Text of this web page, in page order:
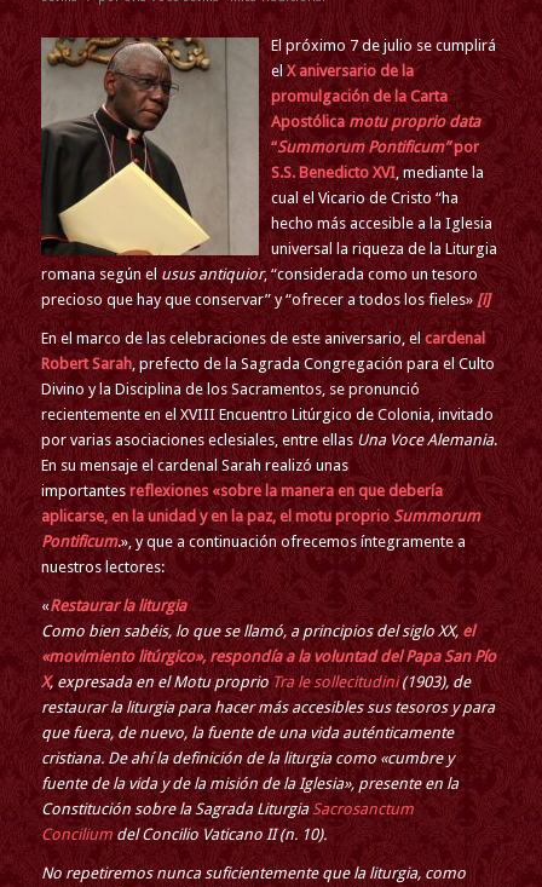
El próximo 7 de julio se cumplirá
elX aniversario de la
promulgación de la Carta
Apostólica motu proprio data
“Summorum Pontificum”por
S.S. Benedicto XVI, mediante la
cual el Vicario de Cristo “ha
hecho más accesible a la Iglesia
universal la riqueza de la Liturgia
romana según elusus antiquior, “considerada como un tesoro
precioso que hay que conservar” y “ofrecer a todos los fieles» [i]
En el marco de las celebraciones de este aniversario, el cardenal
Robert Sarah, prefecto de la Sagrada Congregación para el Culto
Divino y la Disciplina de los Sacramentos, se pronunció
recientemente en el XVIII Encuentro Litúrgico de Colonia, invitado
por varias asociaciones eclesiales, entre ellas Una Voce Alemania.
En su mensaje el cardenal Sarah realizó unas
importantes reflexiones «sobre la manera en que debería
aplicarse, en la unidad y en la paz, el motu proprio Summorum
Pontificum.», y que a continuación ofrecemos íntegramente a
nuestros lectores:
«Restaurar la liturgia
Como bien sabéis, lo que se llamó, a principios del siglo XX, el
«movimiento litúrgico», respondía a la voluntad del Papa San Pío
X, expresada en el Motu proprio Tra le sollecitudini(1903), de
restaurar la liturgia para hacer más accesibles sus tesoros y para
que fuera, de nuevo, la fuente de una vida auténticamente
cristiana. De ahí la definición de la liturgia como «cumbre y
fuente de la vida y de la misión de la Iglesia», presente en la
Constitución sobre la Sagrada Liturgia Sacrosanctum
Conciliumdel Concilio Vaticano II (n. 10).
No repetiremos nunca suficientemente que la liturgia, como